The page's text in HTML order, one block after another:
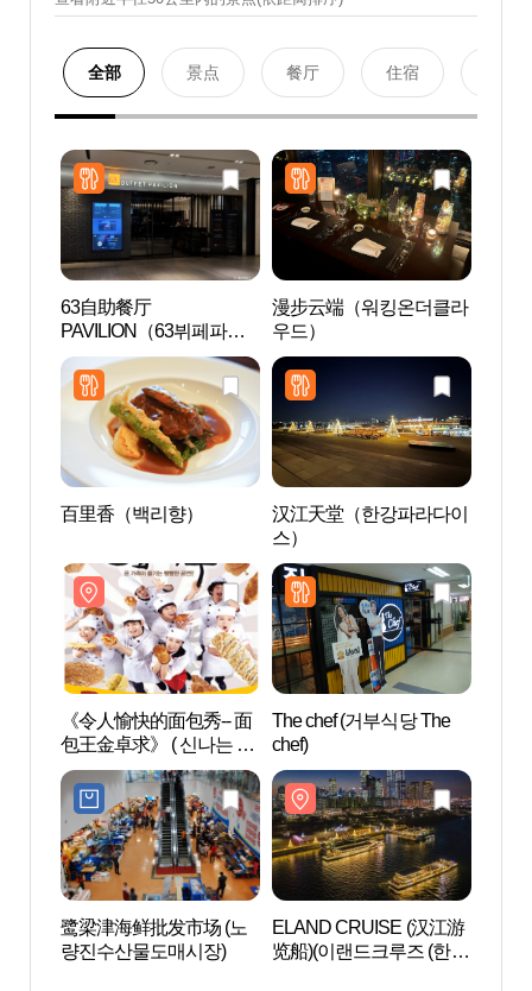
全部 景点 餐厅 住宿
63自助餐厅
PAVILION（63뷔페파빌
리온）
漫步云端（워킹온더클라
우드）
百里香（백리향）
汉江天堂（한강파라다이
스）
《令人愉快的面包秀-- 面
包王金卓求》 ( 신나는 빵
쇼 제빵왕 김탁구)
The chef (거부식당 The
chef)
鹭梁津海鲜批发市场 (노
량진수산물도매시장)
ELAND CRUISE (汉江游
览船)(이랜드크루즈 (한강